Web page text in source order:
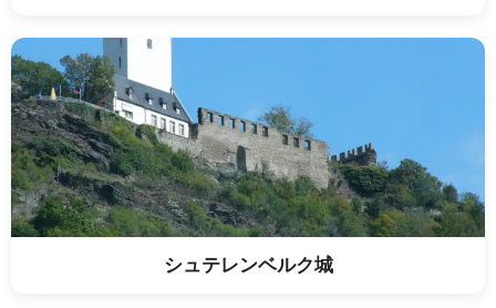
シュテレンベルク城